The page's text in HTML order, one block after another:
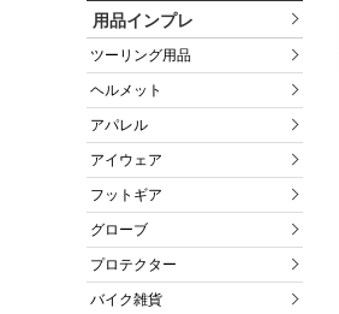
用品インプレ
ツーリング用品
ヘルメット
アパレル
アイウェア
フットギア
グローブ
プロテクター
バイク雑貨